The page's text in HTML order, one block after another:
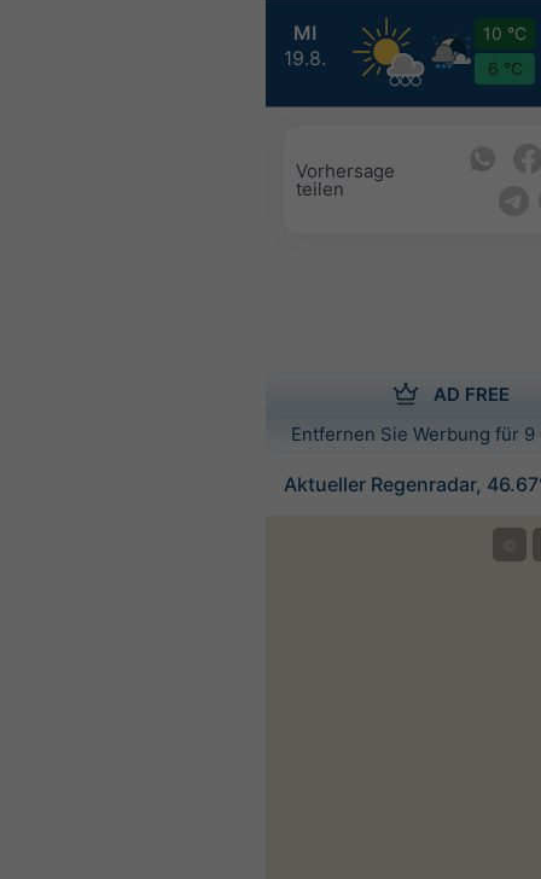
MI
19.8.
10 °C
6 °C
Vorhersage
teilen
AD FREE
Entfernen Sie Werbung für
Aktueller Regenradar,
©